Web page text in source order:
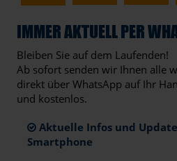
IMMER AKTUELL PER
Bleiben Sie auf dem Laufenden!
Ab sofort senden wir Ihnen alle
direkt über WhatsApp auf Ihr
und kostenlos.
Aktuelle Infos und
Smartphone